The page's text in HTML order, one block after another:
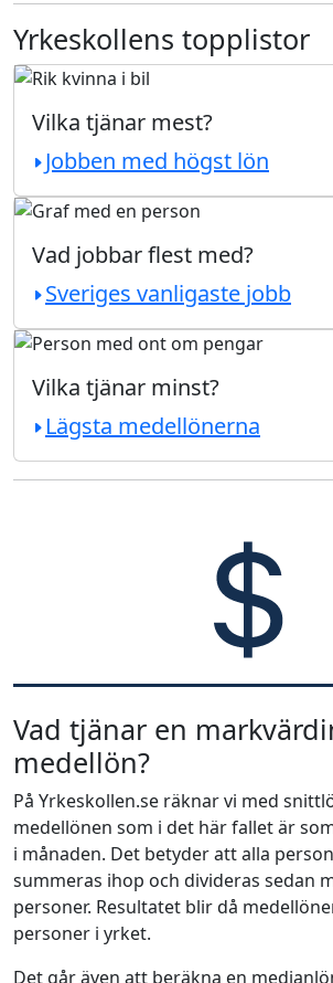
Yrkeskollens topplistor
Vilka tjänar mest?
Jobben med högst lön
Vad jobbar flest med?
Sveriges vanligaste jobb
Vilka tjänar minst?
Lägsta medellönerna
Vad tjänar en
medellön?
På Yrkeskollen.se räknar vi med
medellönen som i det här fallet är
i månaden. Det betyder att alla
summeras ihop och divideras sedan
personer. Resultatet blir då
personer i yrket.
Det går även att beräkna en